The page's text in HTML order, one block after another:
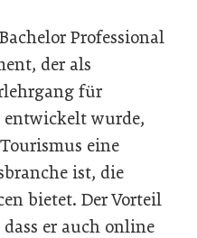
Professional
der als
für
entwickelt wurde,
eine
ist, die
bietet. Der Vorteil
er auch online